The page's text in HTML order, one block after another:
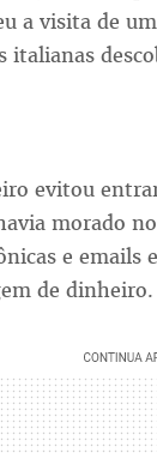
a visita de
italianas
evitou
morado
e emails
de